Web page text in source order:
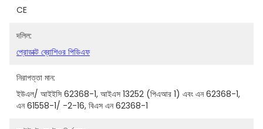
CE
দলিল:
প্রোডাক্ট ব্রোশিওর পিডিএফ
নিরাপত্তা মান:
ইউএল/ আইইসি 62368-1, আইএস 13252 (পিএআর 1) এবং এন 62368-1,
এন 61558-1/ -2-16, বিএস এন 62368-1